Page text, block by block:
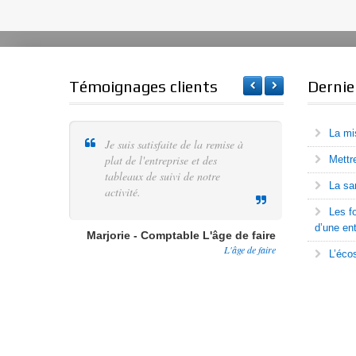
Témoignages clients
Je suis satisfaite de la remise à
plat de l'entreprise et des
tableaux de suivi de notre
activité.
Marjorie - Comptable L'âge de faire
L'âge de faire
Je suis
Ils
le
la mise
de
La
La
Les
d’une